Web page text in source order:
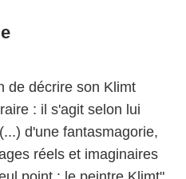
de décrire son Klimt
: il s'agit selon lui
d'une fantasmagorie,
réels et imaginaires